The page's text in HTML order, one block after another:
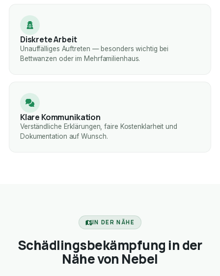
Diskrete Arbeit
Unauffälliges Auftreten — besonders wichtig bei
Bettwanzen oder im Mehrfamilienhaus.
Klare Kommunikation
Verständliche Erklärungen, faire Kostenklarheit und
Dokumentation auf Wunsch.
IN DER NÄHE
Schädlingsbekämpfung in der
Nähe von Nebel